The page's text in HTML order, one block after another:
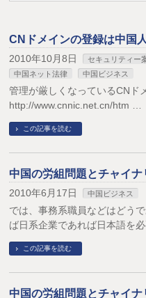
CNドメインの登録は中国
2010年10月8日 セキュリティー
中国ネット法律
中国ビジネス
管理が厳しくなっているCNド
http://www.cnnic.net.cn/htm …
この記事を読む
中国の労組問題とチャイナ
2010年6月17日 中国ビジネス
では、事務系職員などはどう
ば日系企業であれば日本語を
この記事を読む
中国の労組問題とチャイナ